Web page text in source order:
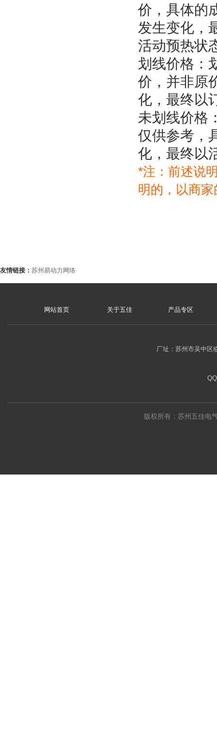
价，具体的
发生变化，
活动预热状
划线价格：
价，并非原
化，最终以
未划线价格
仅供参考，
化，最终以
*注：前述说
明的，以商
友情链接： 苏州易动力网络
网站首页 关于五佳 产品专区
厂址：苏州市吴中
版权所有：苏州五佳